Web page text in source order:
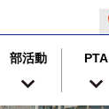
部活動 PTA